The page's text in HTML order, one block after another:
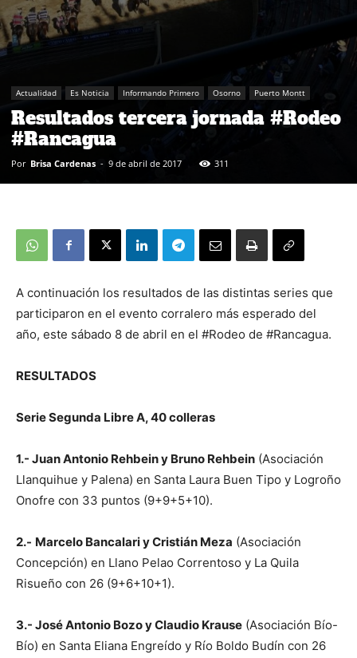
Actualidad Es Noticia Informando Primero Osorno Puerto Montt
Resultados tercera jornada #Rodeo
#Rancagua
Por Brisa Cardenas - 9 de abril de 2017 311
A continuación los resultados de las distintas series que
participaron en el evento corralero más esperado del
año, este sábado 8 de abril en el #Rodeo de #Rancagua.
RESULTADOS
Serie Segunda Libre A, 40 colleras
1.- Juan Antonio Rehbein y Bruno Rehbein (Asociación
Llanquihue y Palena) en Santa Laura Buen Tipo y Logroño
Onofre con 33 puntos (9+9+5+10).
2.- Marcelo Bancalari y Cristián Meza (Asociación
Concepción) en Llano Pelao Correntoso y La Quila
Risueño con 26 (9+6+10+1).
3.- José Antonio Bozo y Claudio Krause (Asociación Bío-
Bío) en Santa Eliana Engreído y Río Boldo Budín con 26